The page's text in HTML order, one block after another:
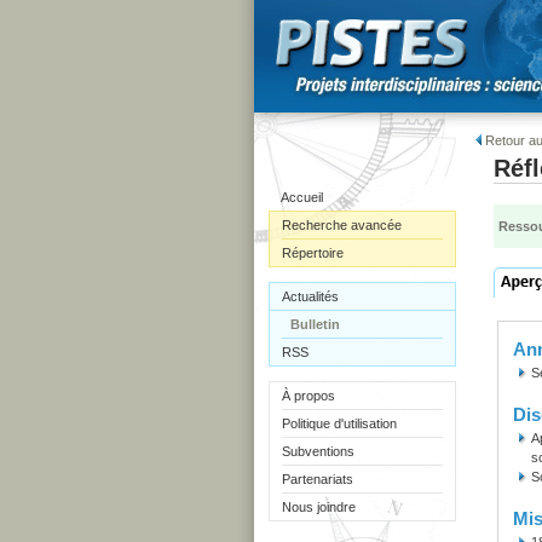
Accueil
Recherche avancée
Répertoire
Actualités
Bulletin
RSS
À propos
Politique d'utilisation
Subventions
Partenariats
Nous joindre
Retour